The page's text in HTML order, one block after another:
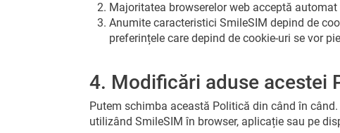
Majoritatea browserelor web acceptă
Anumite caracteristici SmileSIM depind de
preferințele care depind de cookie-uri se vor
4. Modificări aduse acestei
Putem schimba această Politică din când în
utilizând SmileSIM în browser, aplicație sau pe